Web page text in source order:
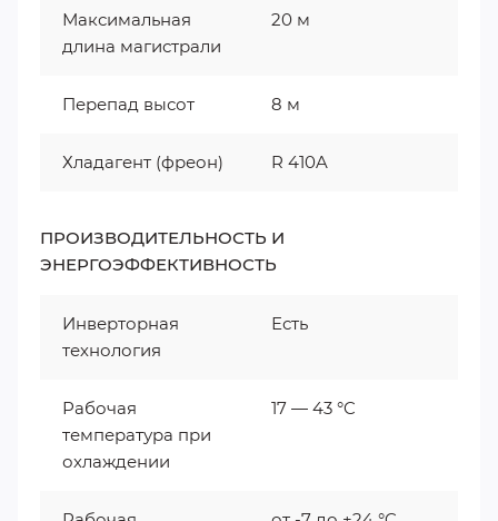
Максимальная
длина магистрали
20 м
Перепад высот 8 м
Хладагент (фреон) R 410A
ПРОИЗВОДИТЕЛЬНОСТЬ И
ЭНЕРГОЭФФЕКТИВНОСТЬ
Инверторная
технология
Есть
Рабочая
температура при
охлаждении
17 — 43 °C